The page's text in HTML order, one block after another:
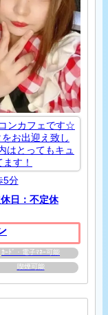
ンカフェです☆
お出迎え致し
はとってもキュ
す！
5分
日：不定休
ｶｰﾄﾞ・電子ﾏﾈｰ可能
喫煙可能